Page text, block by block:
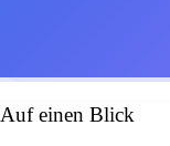
Auf einen Blick